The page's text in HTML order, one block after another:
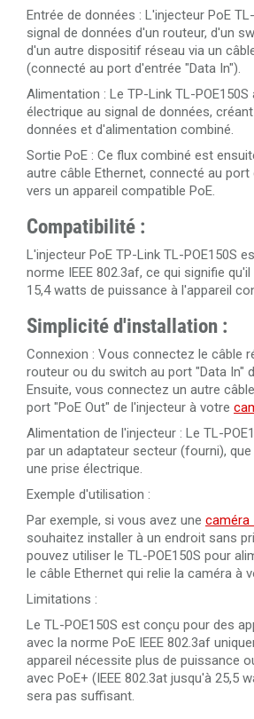
Entrée de données : L'injecteur PoE
signal de données d'un routeur, d'un
d'un autre dispositif réseau via un
(connecté au port d'entrée "Data In").
Alimentation : Le TP-Link TL-
électrique au signal de données,
données et d'alimentation combiné.
Sortie PoE : Ce flux combiné est
autre câble Ethernet, connecté au port
vers un appareil compatible PoE.
Compatibilité :
L'injecteur PoE TP-Link TL-POE150S
norme IEEE 802.3af, ce qui signifie
15,4 watts de puissance à l'appareil
Simplicité d'installation :
Connexion : Vous connectez le câble
routeur ou du switch au port "Data In"
Ensuite, vous connectez un autre
port "PoE Out" de l'injecteur à votre
Alimentation de l'injecteur : Le TL-
par un adaptateur secteur (fourni),
une prise électrique.
Exemple d'utilisation :
Par exemple, si vous avez une caméra
souhaitez installer à un endroit sans
pouvez utiliser le TL-POE150S pour
le câble Ethernet qui relie la caméra à
Limitations :
Le TL-POE150S est conçu pour des
avec la norme PoE IEEE 802.3af
appareil nécessite plus de puissance
avec PoE+ (IEEE 802.3at jusqu'à 25,5
sera pas suffisant.